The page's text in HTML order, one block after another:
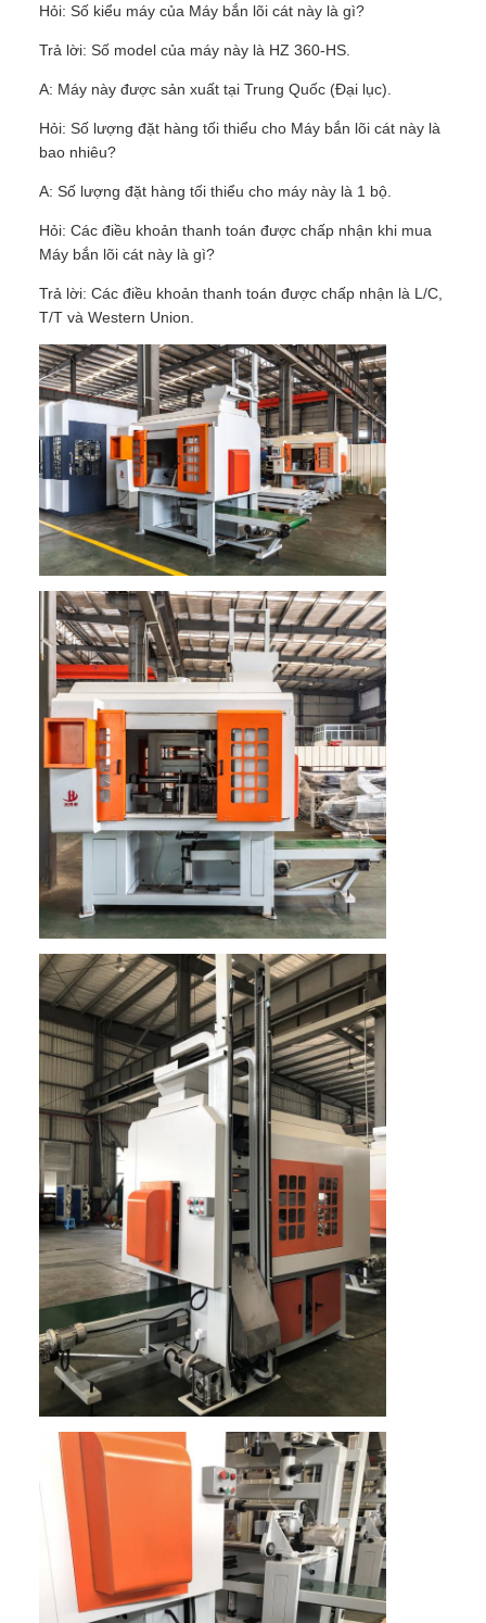
Hỏi: Số kiểu máy của Máy bắn lõi cát này là gì?
Trả lời: Số model của máy này là HZ 360-HS.
A: Máy này được sản xuất tại Trung Quốc (Đại lục).
Hỏi: Số lượng đặt hàng tối thiểu cho Máy bắn lõi cát này là
bao nhiêu?
A: Số lượng đặt hàng tối thiểu cho máy này là 1 bộ.
Hỏi: Các điều khoản thanh toán được chấp nhận khi mua
Máy bắn lõi cát này là gì?
Trả lời: Các điều khoản thanh toán được chấp nhận là L/C,
T/T và Western Union.